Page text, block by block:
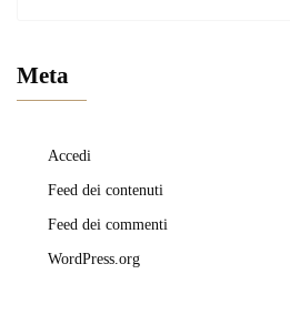
Meta
Accedi
Feed dei contenuti
Feed dei commenti
WordPress.org